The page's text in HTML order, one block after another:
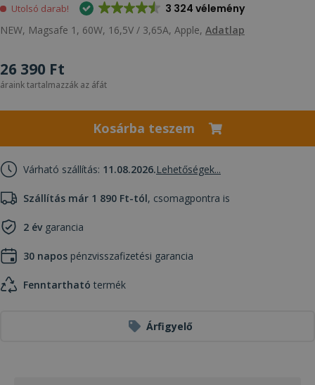
Utolsó darab! 3 324 vélemény
NEW, Magsafe 1, 60W, 16,5V / 3,65A, Apple, Adatlap
26 390 Ft
áraink tartalmazzák az áfát
Kosárba teszem
Várható szállítás: 11.08.2026.Lehetőségek...
Szállítás már 1 890 Ft-tól, csomagpontra is
2 évgarancia
30 napos pénzvisszafizetési garancia
Fenntartható termék
Árfigyelő